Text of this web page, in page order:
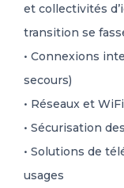
et collectivités
transition se
• Connexions
secours)
• Réseaux et
• Sécurisation
• Solutions de
usages